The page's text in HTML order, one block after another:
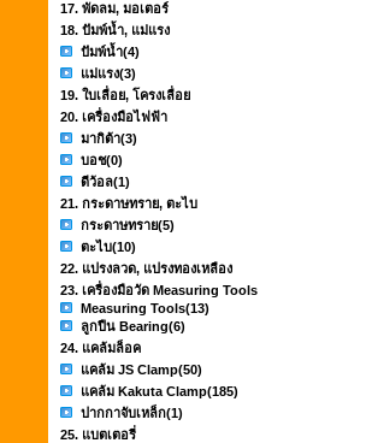
17. พัดลม, มอเตอร์
18. ปัมพ์น้ำ, แม่แรง
ปัมพ์น้ำ(4)
แม่แรง(3)
19. ใบเลื่อย, โครงเลื่อย
20. เครื่องมือไฟฟ้า
มากิต้า(3)
บอช(0)
ดีว้อล(1)
21. กระดาษทราย, ตะไบ
กระดาษทราย(5)
ตะไบ(10)
22. แปรงลวด, แปรงทองเหลือง
23. เครื่องมือวัด Measuring Tools
Measuring Tools(13)
ลูกปืน Bearing(6)
24. แคล้มล็อค
แคล้ม JS Clamp(50)
แคล้ม Kakuta Clamp(185)
ปากกาจับเหล็ก(1)
25. แบตเตอรี่